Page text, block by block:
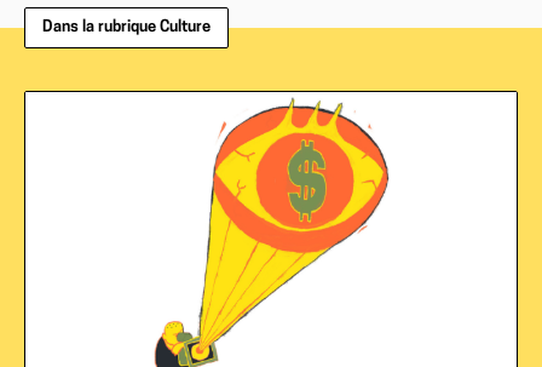
Dans la rubrique Culture